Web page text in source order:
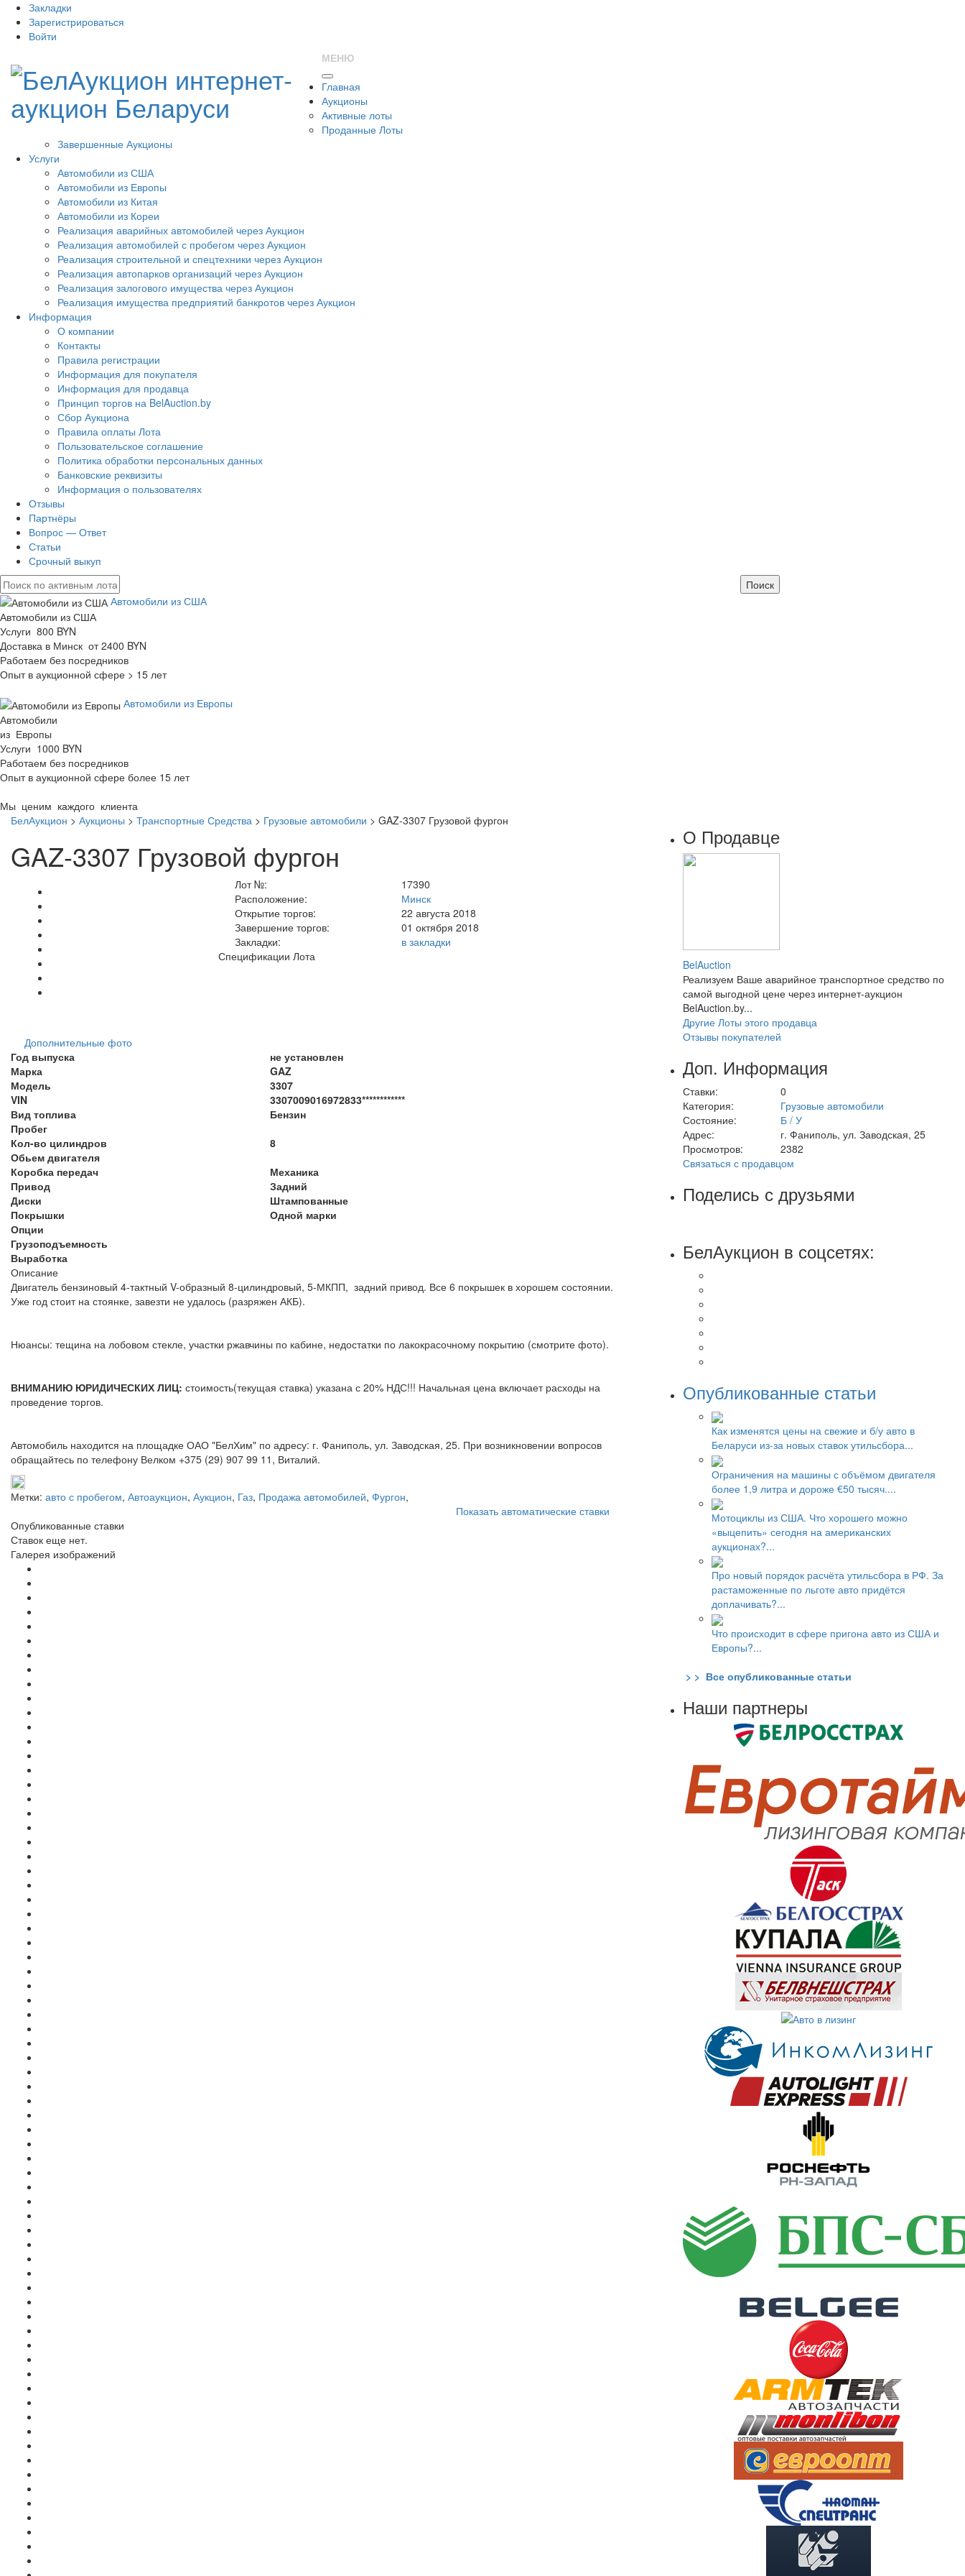
Закладки
Зарегистрироваться
Войти
МЕНЮ
Главная
Аукционы
Активные лоты
Проданные Лоты
Завершенные Аукционы
Услуги
Автомобили из США
Автомобили из Европы
Автомобили из Китая
Автомобили из Кореи
Реализация аварийных автомобилей через Аукцион
Реализация автомобилей с пробегом через Аукцион
Реализация строительной и спецтехники через Аукцион
Реализация автопарков организаций через Аукцион
Реализация залогового имущества через Аукцион
Реализация имущества предприятий банкротов через Аукцион
Информация
О компании
Контакты
Правила регистрации
Информация для покупателя
Информация для продавца
Принцип торгов на BelAuction.by
Сбор Аукциона
Правила оплаты Лота
Пользовательское соглашение
Политика обработки персональных данных
Банковские реквизиты
Информация о пользователях
Отзывы
Партнёры
Вопрос — Ответ
Статьи
Срочный выкуп
Автомобили из США
Автомобили из США
Услуги 800 BYN
Доставка в Минск от 2400 BYN
Работаем без посредников
Опыт в аукционной сфере > 15 лет
Автомобили из Европы
Автомобили
из Европы
Услуги 1000 BYN
Работаем без посредников
Опыт в аукционной сфере более 15 лет
Мы ценим каждого клиента
БелАукцион > Аукционы > Транспортные Средства > Грузовые автомобили > GAZ-3307 Грузовой фургон
GAZ-3307 Грузовой фургон
Дополнительные фото
Лот №:
17390
Расположение:
Минск
Открытие торгов:
22 августа 2018
Завершение торгов:
01 октября 2018
Закладки:
в закладки
Спецификации Лота
Год выпуска
не установлен
Марка
GAZ
Модель
3307
VIN
3307009016972833************
Вид топлива
Бензин
Пробег
Кол-во цилиндров
8
Обьем двигателя
Коробка передач
Механика
Привод
Задний
Диски
Штампованные
Покрышки
Одной марки
Опции
Грузоподъемность
Выработка
Описание
Двигатель бензиновый 4-тактный V-образный 8-цилиндровый, 5-МКПП, задний привод. Все 6 покрышек в хорошем состоянии.
Уже год стоит на стоянке, завезти не удалось (разряжен АКБ).
Нюансы: тещина на лобовом стекле, участки ржавчины по кабине, недостатки по лакокрасочному покрытию (смотрите фото).
ВНИМАНИЮ ЮРИДИЧЕСКИХ ЛИЦ: стоимость(текущая ставка) указана с 20% НДС!!! Начальная цена включает расходы на
проведение торгов.
Автомобиль находится на площадке ОАО "БелХим" по адресу: г. Фаниполь, ул. Заводская, 25. При возникновении вопросов
обращайтесь по телефону Велком +375 (29) 907 99 11, Виталий.
Метки: авто с пробегом, Автоаукцион, Аукцион, Газ, Продажа автомобилей, Фургон,
Показать автоматические ставки
Опубликованные ставки
Ставок еще нет.
Галерея изображений
О Продавце
BelAuction
Реализуем Ваше аварийное транспортное средство по
самой выгодной цене через интернет-аукцион
BelAuction.by...
Другие Лоты этого продавца
Отзывы покупателей
Доп. Информация
Ставки:
0
Категория:
Грузовые автомобили
Состояние:
Б / У
Адрес:
г. Фаниполь, ул. Заводская, 25
Просмотров:
2382
Связаться с продавцом
Поделись с друзьями
БелАукцион в соцсетях:
Опубликованные статьи
Как изменятся цены на свежие и б/у авто в
Беларуси из-за новых ставок утильсбора...
Ограничения на машины с объёмом двигателя
более 1,9 литра и дороже €50 тысяч....
Мотоциклы из США. Что хорошего можно
«выцепить» сегодня на американских
аукционах?...
Про новый порядок расчёта утильсбора в РФ. За
растаможенные по льготе авто придётся
доплачивать?...
Что происходит в сфере пригона авто из США и
Европы?...
> > Все опубликованные статьи
Наши партнеры